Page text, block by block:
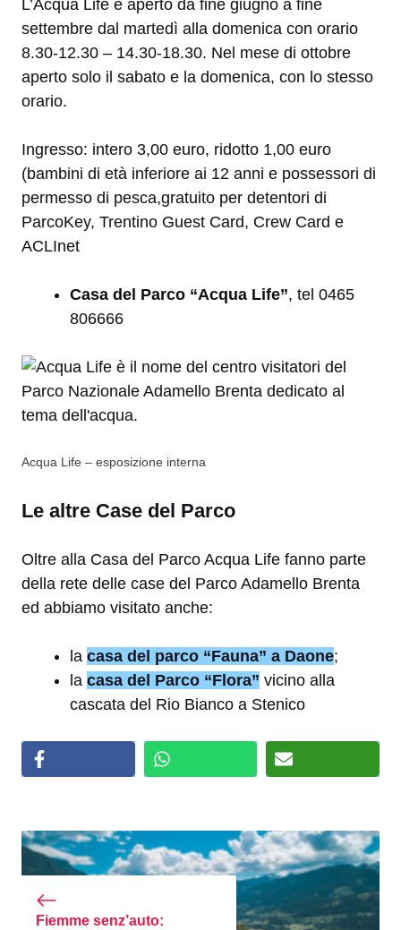
L’Acqua Life è aperto da fine giugno a fine
settembre dal martedì alla domenica con orario
8.30-12.30 – 14.30-18.30. Nel mese di ottobre
aperto solo il sabato e la domenica, con lo stesso
orario.
Ingresso: intero 3,00 euro, ridotto 1,00 euro
(bambini di età inferiore ai 12 anni e possessori di
permesso di pesca,gratuito per detentori di
ParcoKey, Trentino Guest Card, Crew Card e
ACLInet
Casa del Parco “Acqua Life”, tel 0465
806666
Acqua Life – esposizione interna
Le altre Case del Parco
Oltre alla Casa del Parco Acqua Life fanno parte
della rete delle case del Parco Adamello Brenta
ed abbiamo visitato anche:
la casa del parco “Fauna” a Daone;
la casa del Parco “Flora” vicino alla
cascata del Rio Bianco a Stenico
Fiemme senz’auto: